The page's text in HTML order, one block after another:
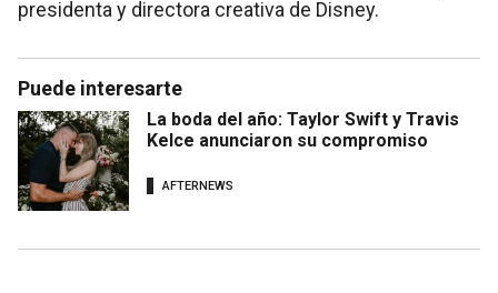
presidenta y directora creativa de Disney.
Puede interesarte
La boda del año: Taylor Swift y Travis
Kelce anunciaron su compromiso
AFTERNEWS